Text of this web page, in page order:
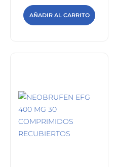
AÑADIR AL CARRITO